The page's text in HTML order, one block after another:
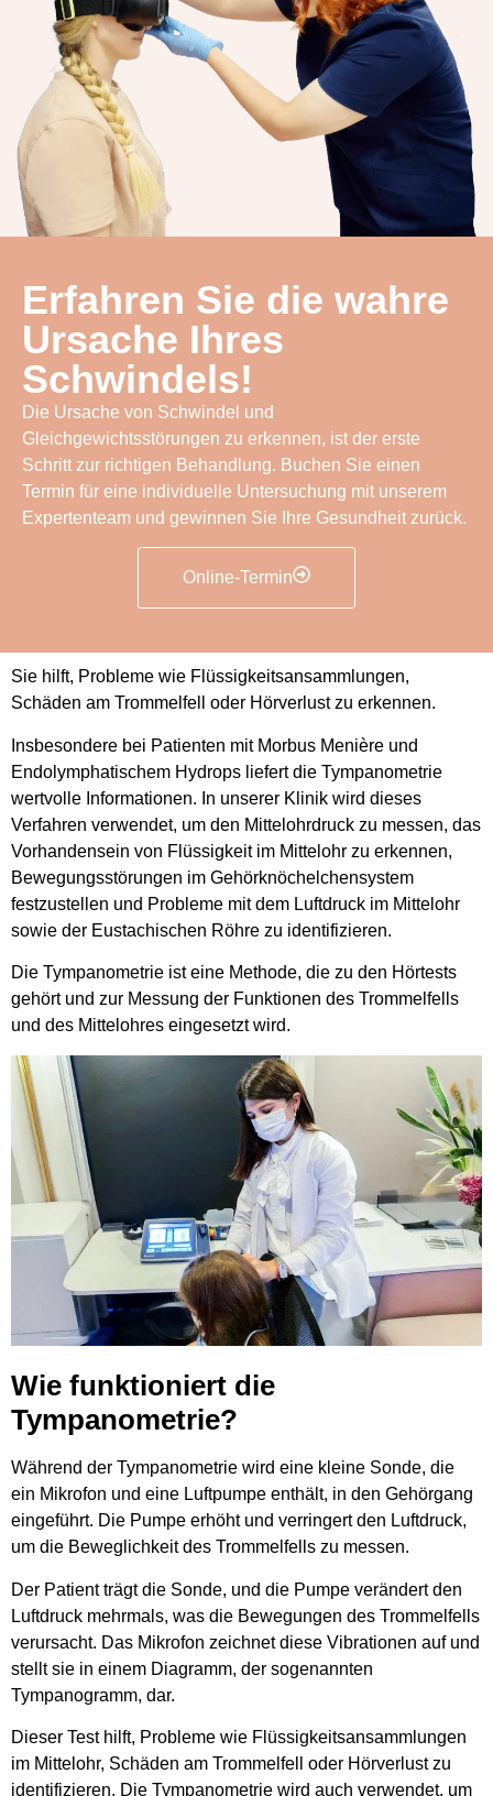
Erfahren Sie die wahre
Ursache Ihres
Schwindels!
Die Ursache von Schwindel und
Gleichgewichtsstörungen zu erkennen, ist der erste
Schritt zur richtigen Behandlung. Buchen Sie einen
Termin für eine individuelle Untersuchung mit unserem
Expertenteam und gewinnen Sie Ihre Gesundheit zurück.
Online-Termin
Sie hilft, Probleme wie Flüssigkeitsansammlungen,
Schäden am Trommelfell oder Hörverlust zu erkennen.
Insbesondere bei Patienten mit Morbus Menière und
Endolymphatischem Hydrops liefert die Tympanometrie
wertvolle Informationen. In unserer Klinik wird dieses
Verfahren verwendet, um den Mittelohrdruck zu messen, das
Vorhandensein von Flüssigkeit im Mittelohr zu erkennen,
Bewegungsstörungen im Gehörknöchelchensystem
festzustellen und Probleme mit dem Luftdruck im Mittelohr
sowie der Eustachischen Röhre zu identifizieren.
Die Tympanometrie ist eine Methode, die zu den Hörtests
gehört und zur Messung der Funktionen des Trommelfells
und des Mittelohres eingesetzt wird.
Wie funktioniert die
Tympanometrie?
Während der Tympanometrie wird eine kleine Sonde, die
ein Mikrofon und eine Luftpumpe enthält, in den Gehörgang
eingeführt. Die Pumpe erhöht und verringert den Luftdruck,
um die Beweglichkeit des Trommelfells zu messen.
Der Patient trägt die Sonde, und die Pumpe verändert den
Luftdruck mehrmals, was die Bewegungen des Trommelfells
verursacht. Das Mikrofon zeichnet diese Vibrationen auf und
stellt sie in einem Diagramm, der sogenannten
Tympanogramm, dar.
Dieser Test hilft, Probleme wie Flüssigkeitsansammlungen
im Mittelohr, Schäden am Trommelfell oder Hörverlust zu
identifizieren. Die Tympanometrie wird auch verwendet, um